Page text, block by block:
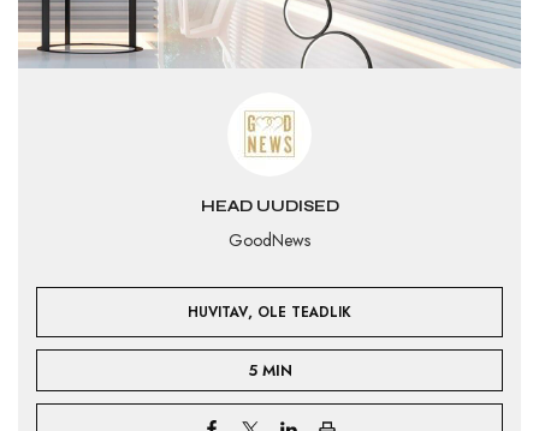
HEAD UUDISED
GoodNews
HUVITAV, OLE TEADLIK
5 MIN